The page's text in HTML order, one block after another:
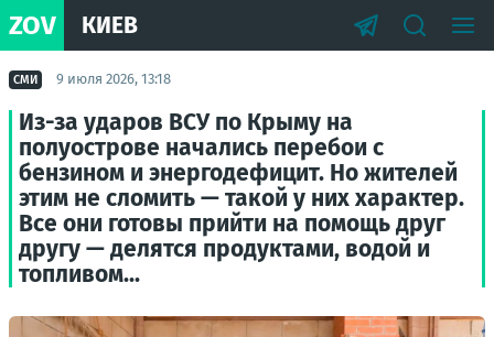
ZOV КИЕВ
СМИ 9 июля 2026, 13:18
Из-за ударов ВСУ по Крыму на
полуострове начались перебои с
бензином и энергодефицит. Но жителей
этим не сломить — такой у них характер.
Все они готовы прийти на помощь друг
другу — делятся продуктами, водой и
топливом...